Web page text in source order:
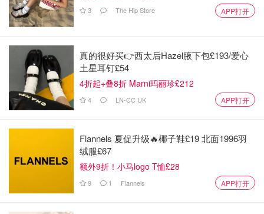
当然辅食到正餐，少不了做一些粥呀饭呀，蒸一些手指食
物，鸡蛋等等。这款蒸炖锅就能帮很大忙，里头有两个小炖
盅和一个大的炖盅。我通常一个小炖盅煮粥，一个煮饭，上
面放个架子，蒸胡萝卜，芹菜条，红薯等等！蒸炖两不误，
还不需要看火怕糊，也不需要一直注意时间。蒸炖锅有计时
也有预约，可以有空的时候放好材料，设定时间开煮，就不
怕到饭点的时候遇上孩子哭闹，食物一下子准备不上来！非
等孩子不需要辅食的时候，炖盅还可以自己使用，我喜欢没
事就炖点汤喝（一小盅一人份量），这样不怕吃不完隔夜没
有营养，大盅也够一家一人一小碗汤。还可以做各种炖甜品
（嘿嘿我的挚爱，例如冰糖炖雪梨，雪耳炖木瓜这样的）。
3 The Hip Store APP打开
真的很好买👉西太后Hazel腋下包£193/爱心
土星耳钉£54
4折起+叠8折 Marni玛丽珍£212
4 LN-CC UK APP打开
Flannels 夏促升级🔥椰子鞋£19 北面1996羽
绒服£67
额外9折！小马logo T恤£28
9 1 Flannels APP打开